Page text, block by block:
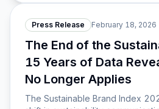
uudenlaista merkityksellisyyttä.
Press Release February 18, 2026
The End of the
15 Years of Data
No Longer Applies
The Sustainable Brand Index